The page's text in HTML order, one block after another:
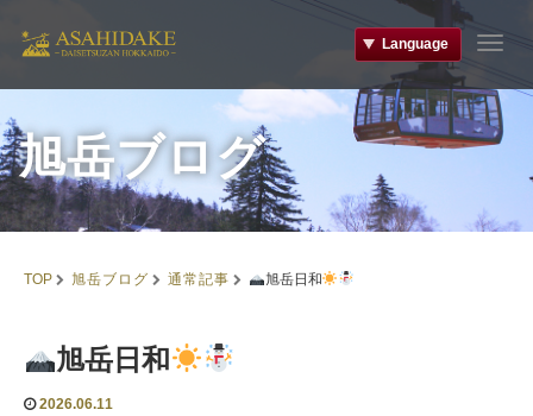
T
g
g
l
v
Language
旭岳ブログ
TOP 旭岳ブログ 通常記事 旭岳日和
旭岳日和
2026.06.11